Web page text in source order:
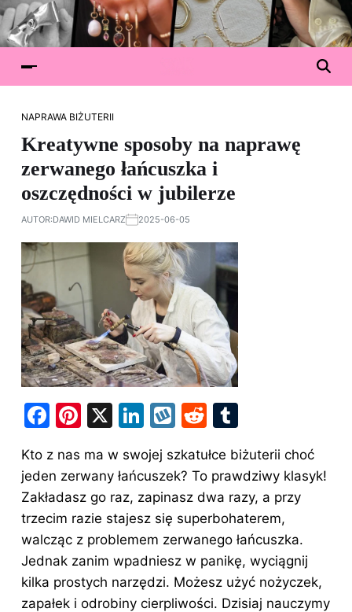
NAPRAWA BIŻUTERII
Kreatywne sposoby na naprawę
zerwanego łańcuszka i
oszczędności w jubilerze
AUTOR:DAWID MIELCARZ 2025-06-05
F
c
e
b
o
o
k
Pi
er
e
st
X
Li
k
e
dI
n
W
k
o
p
R
d
di
t
m
bl
r
Kto z nas ma w swojej szkatułce biżuterii choć
jeden zerwany łańcuszek? To prawdziwy klasyk!
Zakładasz go raz, zapinasz dwa razy, a przy
trzecim razie stajesz się superbohaterem,
walcząc z problemem zerwanego łańcuszka.
Jednak zanim wpadniesz w panikę, wyciągnij
kilka prostych narzędzi. Możesz użyć nożyczek,
zapałek i odrobiny cierpliwości. Dzisiaj nauczymy